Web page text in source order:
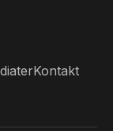
Kontakt